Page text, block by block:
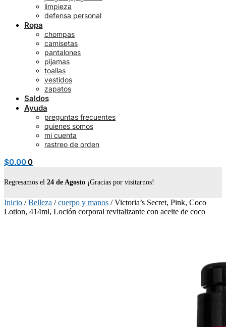
limpieza
defensa personal
Ropa
chompas
camisetas
pantalones
pijamas
toallas
vestidos
zapatos
Saldos
Ayuda
preguntas frecuentes
quienes somos
mi cuenta
rastreo de orden
$0.00 0
Regresamos el 24 de Agosto ¡Gracias por visitarnos!
Inicio /Belleza /cuerpo y manos /Victoria’s Secret, Pink, Coco
Lotion, 414ml, Loción corporal revitalizante con aceite de coco